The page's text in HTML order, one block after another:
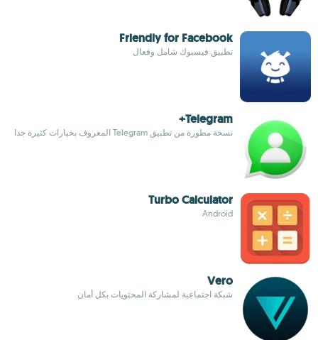
Friendly for Facebook
تطبيق فيسبوك شامل وفعال
Telegram+
نسخة مطورة من تطبيق Telegram المعروف بخيارات كثيرة جدا
Turbo Calculator
Android
Vero
شبكة اجتماعية لمشاركة المحتويات بكل أمان